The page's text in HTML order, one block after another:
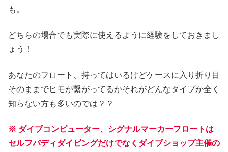
も。
どちらの場合でも実際に使えるように経験をしておきまし
ょう！
あなたのフロート、持ってはいるけどケースに入り折り目
そのままでヒモが繋がってるかそれがどんなタイプか全く
知らない方も多いのでは？？
※ ダイブコンピューター、シグナルマーカーフロートは
セルフバディダイビングだけでなくダイブショップ主催の